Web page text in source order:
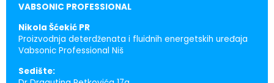
VABSONIC PROFESSIONAL
Nikola Šćekić PR
Proizvodnja deterdženata i fluidnih energetskih uređaja
Vabsonic Professional Niš
Sedište: